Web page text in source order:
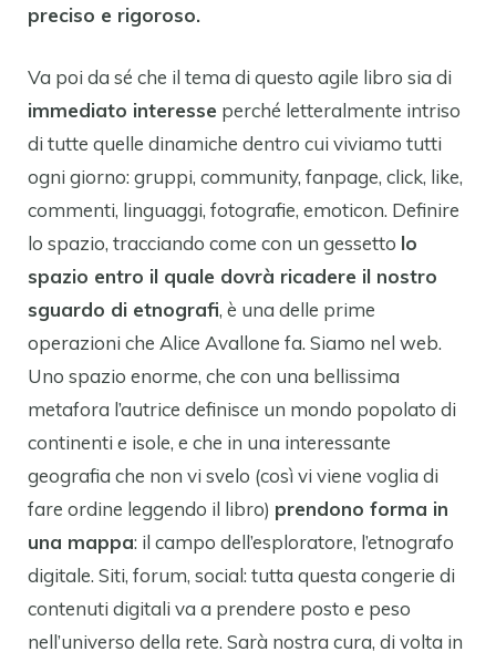
preciso e rigoroso.
Va poi da sé che il tema di questo agile libro sia di
immediato interesse perché letteralmente intriso
di tutte quelle dinamiche dentro cui viviamo tutti
ogni giorno: gruppi, community, fanpage, click, like,
commenti, linguaggi, fotografie, emoticon. Definire
lo spazio, tracciando come con un gessetto lo
spazio entro il quale dovrà ricadere il nostro
sguardo di etnografi, è una delle prime
operazioni che Alice Avallone fa. Siamo nel web.
Uno spazio enorme, che con una bellissima
metafora l’autrice definisce un mondo popolato di
continenti e isole, e che in una interessante
geografia che non vi svelo (così vi viene voglia di
fare ordine leggendo il libro) prendono forma in
una mappa: il campo dell’esploratore, l’etnografo
digitale. Siti, forum, social: tutta questa congerie di
contenuti digitali va a prendere posto e peso
nell’universo della rete. Sarà nostra cura, di volta in